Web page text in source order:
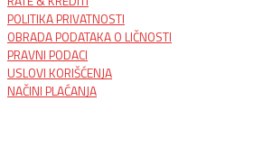
POLITIKA PRIVATNOSTI
OBRADA PODATAKA O LIČNOSTI
PRAVNI PODACI
USLOVI KORIŠĆENJA
NAČINI PLAĆANJA